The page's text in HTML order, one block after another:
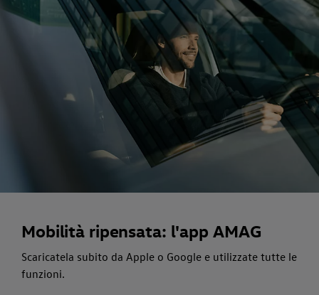
Mobilità ripensata: l'app AMAG
Scaricatela subito da Apple o Google e utilizzate tutte le
funzioni.